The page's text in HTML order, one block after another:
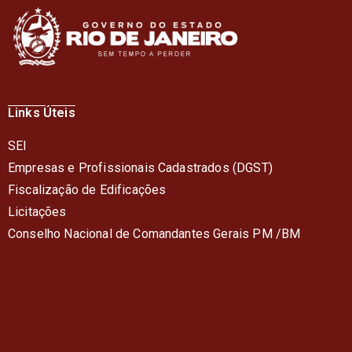
Links Úteis
SEI
Empresas e Profissionais Cadastrados (DGST)
Fiscalização de Edificações
Licitações
Conselho Nacional de Comandantes Gerais PM /BM